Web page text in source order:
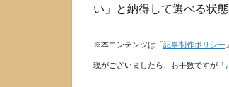
い」と納得して選べる状態
※本コンテンツは「記事制作ポリシー
現がございましたら、お手数ですが「